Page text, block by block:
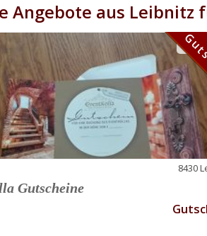
Angebote aus Leibnitz
8430
Gutscheine